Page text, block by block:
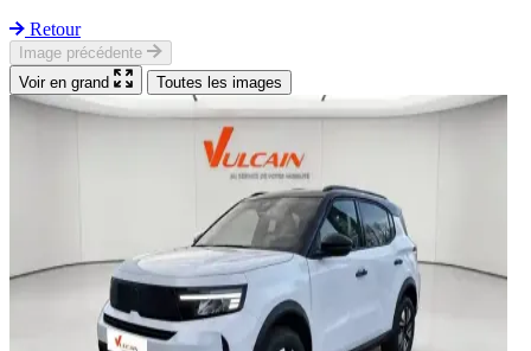
Retour
Image précédente
Voir en grand
Toutes les images